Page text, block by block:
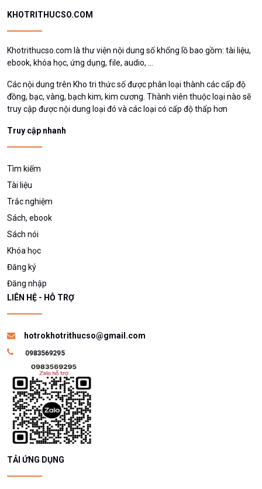
KHOTRITHUCSO.COM
Khotrithucso.com là thư viện nội dung số khổng lồ bao gồm: tài liệu,
ebook, khóa học, ứng dụng, file, audio, ...
Các nội dung trên Kho tri thức số được phân loại thành các cấp độ
đồng, bạc, vàng, bạch kim, kim cương. Thành viên thuộc loại nào sẽ
truy cập được nội dung loại đó và các loại có cấp độ thấp hơn
Truy cập nhanh
Tìm kiếm
Tài liệu
Trắc nghiệm
Sách, ebook
Sách nói
Khóa học
Đăng ký
Đăng nhập
LIÊN HỆ - HỖ TRỢ
hotrokhotrithucso@gmail.com
TẢI ỨNG DỤNG